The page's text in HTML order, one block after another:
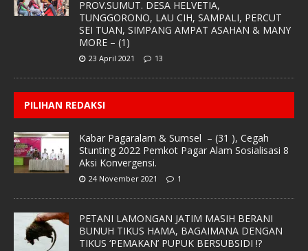
PROV.SUMUT. DESA HELVETIA,
TUNGGORONO, LAU CIH, SAMPALI, PERCUT
SEI TUAN, SIMPANG AMPAT ASAHAN & MANY
MORE – (1)
23 April 2021 13
PILIHAN REDAKSI
Kabar Pagaralam & Sumsel – (31 ), Cegah
Stunting 2022 Pemkot Pagar Alam Sosialisasi 8
Aksi Konvergensi.
24 November 2021 1
PETANI LAMONGAN JATIM MASIH BERANI
BUNUH TIKUS HAMA, BAGAIMANA DENGAN
TIKUS ‘PEMAKAN’ PUPUK BERSUBSIDI !?